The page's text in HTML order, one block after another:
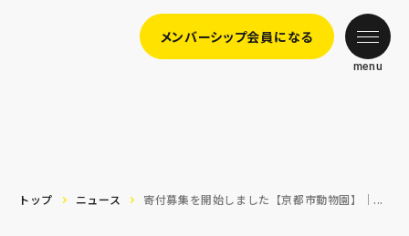
メンバーシップ会員になる
menu
トップ ニュース 寄付募集を開始しました【京都市動物園】｜...